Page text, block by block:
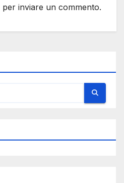
per inviare un commento.